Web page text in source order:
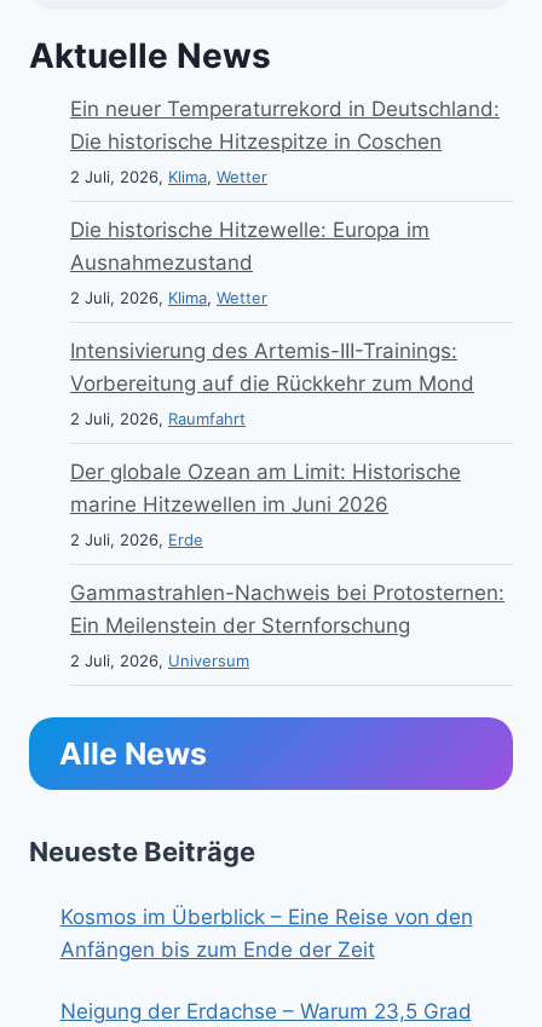
Aktuelle News
Ein neuer Temperaturrekord in Deutschland:
Die historische Hitzespitze in Coschen
2 Juli, 2026, Klima, Wetter
Die historische Hitzewelle: Europa im
Ausnahmezustand
2 Juli, 2026, Klima, Wetter
Intensivierung des Artemis-III-Trainings:
Vorbereitung auf die Rückkehr zum Mond
2 Juli, 2026, Raumfahrt
Der globale Ozean am Limit: Historische
marine Hitzewellen im Juni 2026
2 Juli, 2026, Erde
Gammastrahlen-Nachweis bei Protosternen:
Ein Meilenstein der Sternforschung
2 Juli, 2026, Universum
Alle News
Neueste Beiträge
Kosmos im Überblick – Eine Reise von den
Anfängen bis zum Ende der Zeit
Neigung der Erdachse – Warum 23,5 Grad